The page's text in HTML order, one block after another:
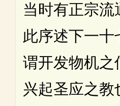
当时有正宗流
此序述下一十
谓开发物机之
兴起圣应之教